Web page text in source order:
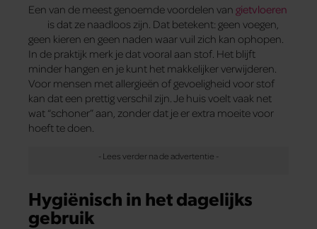
Een van de meest genoemde voordelen van gietvloeren
is dat ze naadloos zijn. Dat betekent: geen voegen,
geen kieren en geen naden waar vuil zich kan ophopen.
In de praktijk merk je dat vooral aan stof. Het blijft
minder hangen en je kunt het makkelijker verwijderen.
Voor mensen met allergieën of gevoeligheid voor stof
kan dat een prettig verschil zijn. Je huis voelt vaak net
wat “schoner” aan, zonder dat je er extra moeite voor
hoeft te doen.
Hygiënisch in het dagelijks
gebruik